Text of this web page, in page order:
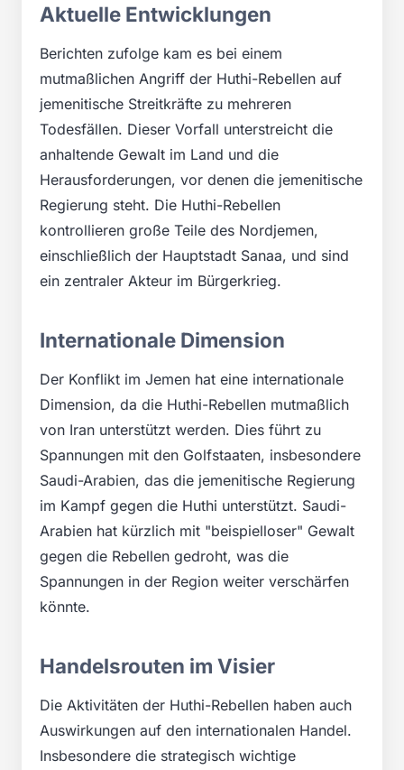
Aktuelle Entwicklungen
Berichten zufolge kam es bei einem
mutmaßlichen Angriff der Huthi-Rebellen auf
jemenitische Streitkräfte zu mehreren
Todesfällen. Dieser Vorfall unterstreicht die
anhaltende Gewalt im Land und die
Herausforderungen, vor denen die jemenitische
Regierung steht. Die Huthi-Rebellen
kontrollieren große Teile des Nordjemen,
einschließlich der Hauptstadt Sanaa, und sind
ein zentraler Akteur im Bürgerkrieg.
Internationale Dimension
Der Konflikt im Jemen hat eine internationale
Dimension, da die Huthi-Rebellen mutmaßlich
von Iran unterstützt werden. Dies führt zu
Spannungen mit den Golfstaaten, insbesondere
Saudi-Arabien, das die jemenitische Regierung
im Kampf gegen die Huthi unterstützt. Saudi-
Arabien hat kürzlich mit "beispielloser" Gewalt
gegen die Rebellen gedroht, was die
Spannungen in der Region weiter verschärfen
könnte.
Handelsrouten im Visier
Die Aktivitäten der Huthi-Rebellen haben auch
Auswirkungen auf den internationalen Handel.
Insbesondere die strategisch wichtige